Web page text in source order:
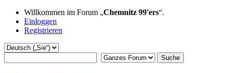
Willkommen im Forum „Chemnitz 99'ers“.
Einloggen
Registrieren